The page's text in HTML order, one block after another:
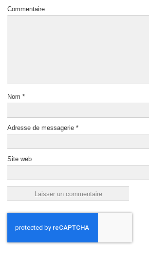
Commentaire
Nom *
Adresse de messagerie *
Site web